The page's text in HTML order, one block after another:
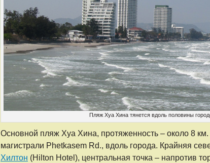
Пляж Хуа Хина тянется вдоль половины
Основной пляж Хуа Хина, протяженность – около 8
магистрали Phetkasem Rd., вдоль города. Крайняя
Хилтон (Hilton Hotel), центральная точка – напротив